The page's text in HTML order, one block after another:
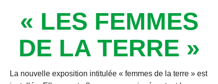
« LES FEMMES
DE LA TERRE »
La nouvelle exposition intitulée « femmes de la terre » est